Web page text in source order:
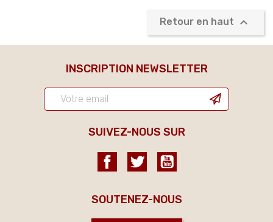
Retour en haut 
INSCRIPTION NEWSLETTER
SUIVEZ-NOUS SUR
FacebookTwitter
SOUTENEZ-NOUS